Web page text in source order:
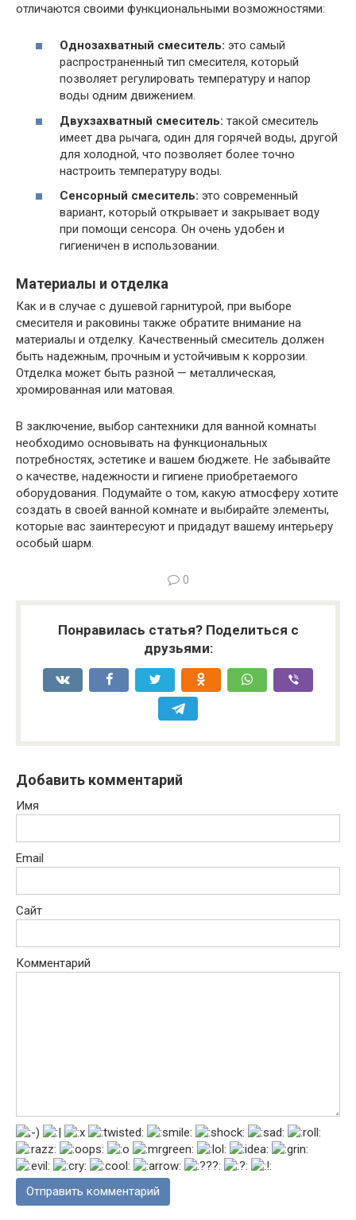
отличаются своими функциональными возможностями:
Однозахватный смеситель: это самый
распространенный тип смесителя, который
позволяет регулировать температуру и напор
воды одним движением.
Двухзахватный смеситель: такой смеситель
имеет два рычага, один для горячей воды, другой
для холодной, что позволяет более точно
настроить температуру воды.
Сенсорный смеситель: это современный
вариант, который открывает и закрывает воду
при помощи сенсора. Он очень удобен и
гигиеничен в использовании.
Материалы и отделка
Как и в случае с душевой гарнитурой, при выборе
смесителя и раковины также обратите внимание на
материалы и отделку. Качественный смеситель должен
быть надежным, прочным и устойчивым к коррозии.
Отделка может быть разной — металлическая,
хромированная или матовая.
В заключение, выбор сантехники для ванной комнаты
необходимо основывать на функциональных
потребностях, эстетике и вашем бюджете. Не забывайте
о качестве, надежности и гигиене приобретаемого
оборудования. Подумайте о том, какую атмосферу хотите
создать в своей ванной комнате и выбирайте элементы,
которые вас заинтересуют и придадут вашему интерьеру
особый шарм.
0
Понравилась статья? Поделиться с
друзьями:
Добавить комментарий
Имя
Email
Сайт
Комментарий